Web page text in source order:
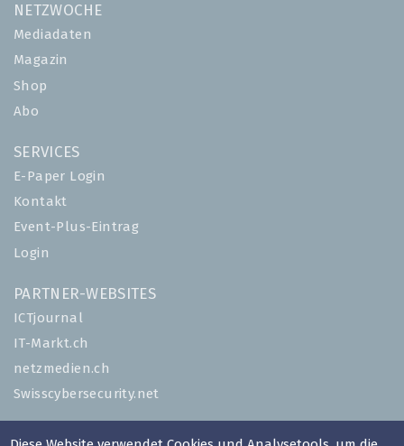
NETZWOCHE
Mediadaten
Magazin
Shop
Abo
SERVICES
E-Paper Login
Kontakt
Event-Plus-Eintrag
Login
PARTNER-WEBSITES
ICTjournal
IT-Markt.ch
netzmedien.ch
Swisscybersecurity.net
© NETZMEDIEN AG 2026